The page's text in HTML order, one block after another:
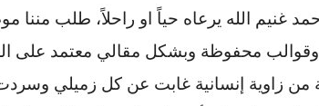
غنيم الله يرعاه حياً او راحلاً، طلب
محفوظة وبشكل مقالي معتمد على
من زاوية إنسانية غابت عن كل زميلي